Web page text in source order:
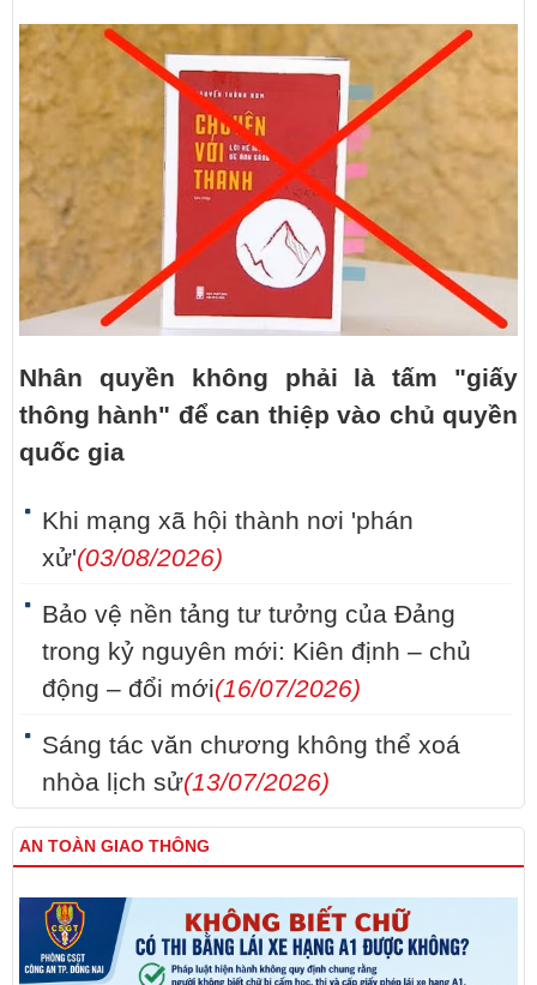
Nhân quyền không phải là tấm "giấy
thông hành" để can thiệp vào chủ quyền
quốc gia
Khi mạng xã hội thành nơi 'phán
xử'(03/08/2026)
Bảo vệ nền tảng tư tưởng của Đảng
trong kỷ nguyên mới: Kiên định – chủ
động – đổi mới(16/07/2026)
Sáng tác văn chương không thể xoá
nhòa lịch sử(13/07/2026)
AN TOÀN GIAO THÔNG